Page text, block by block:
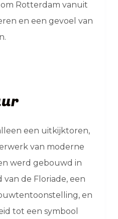
Rotterdam vanuit
en een gevoel van
een uitkijktoren,
van moderne
werd gebouwd in
de Floriade, een
en
tot een symbool